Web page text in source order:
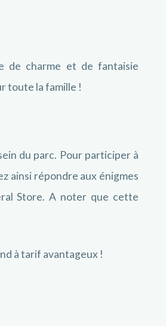
de charme et de fantaisie
toute la famille !
du parc. Pour participer à
ainsi répondre aux énigmes
Store. A noter que cette
à tarif avantageux !